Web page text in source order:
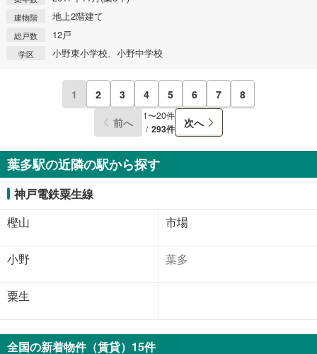
建物階 地上2階建て
総戸数 12戸
学区 小野東小学校、小野中学校
前へ
1 2 3 4 5 6 7
8
次へ
1〜20件
293件
葉多駅の近隣の駅から探す
神戸電鉄粟生線
樫山
市場
小野 葉多
粟生
全国の新着物件（賃貸）15件